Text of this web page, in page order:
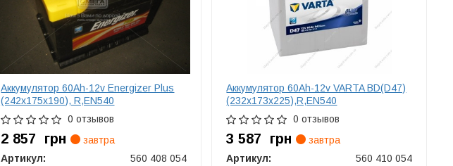
Аккумулятор 60Ah-12v Energizer Plus
(242х175х190), R,EN540
0 отзывов
2 857 грн
завтра
Артикул:
560 408 054
Аккумулятор 60Ah-12v VARTA BD(D47)
(232х173х225),R,EN540
0 отзывов
3 587 грн
завтра
Артикул:
560 410 054